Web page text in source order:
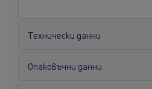
Технически данни
Опаковъчни данни